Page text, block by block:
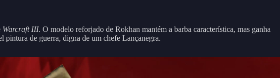
Warcraft III. O modelo reforjado de Rokhan mantém a barba característica, mas ganha
pintura de guerra, digna de um chefe Lançanegra.